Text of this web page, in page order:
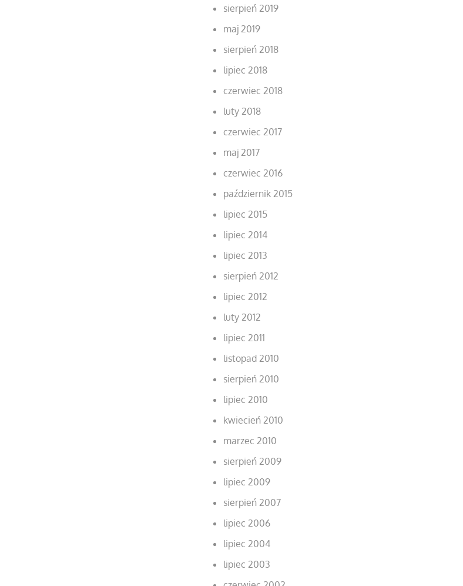
sierpień 2019
maj 2019
sierpień 2018
lipiec 2018
czerwiec 2018
luty 2018
czerwiec 2017
maj 2017
czerwiec 2016
październik 2015
lipiec 2015
lipiec 2014
lipiec 2013
sierpień 2012
lipiec 2012
luty 2012
lipiec 2011
listopad 2010
sierpień 2010
lipiec 2010
kwiecień 2010
marzec 2010
sierpień 2009
lipiec 2009
sierpień 2007
lipiec 2006
lipiec 2004
lipiec 2003